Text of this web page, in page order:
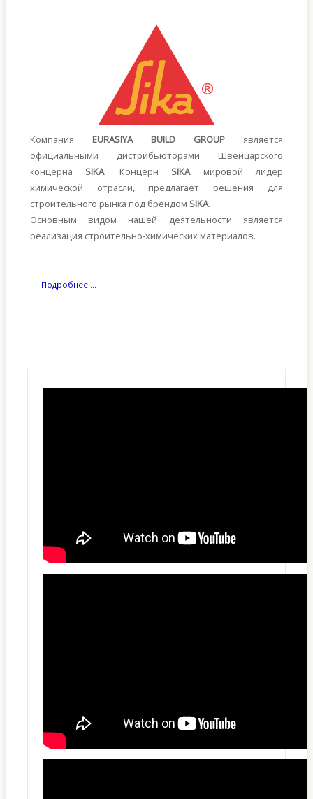
Компания EURASIYA BUILD GROUP является
официальными дистрибьюторами Швейцарского
концерна SIKA. Концерн SIKAмировой лидер
химической отрасли, предлагает решения для
строительного рынка под брендом SIKA.
Основным видом нашей деятельности является
реализация строительно-химических материалов.
Подробнее ...